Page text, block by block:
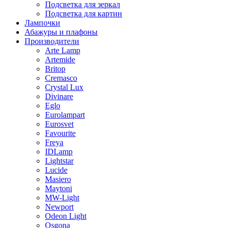
Подсветка для зеркал
Подсветка для картин
Лампочки
Абажуры и плафоны
Производители
Arte Lamp
Artemide
Britop
Cremasco
Crystal Lux
Divinare
Eglo
Eurolampart
Eurosvet
Favourite
Freya
IDLamp
Lightstar
Lucide
Masiero
Maytoni
MW-Light
Newport
Odeon Light
Osgona